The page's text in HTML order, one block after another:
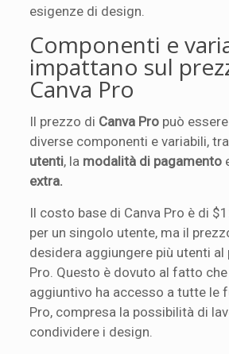
esigenze di design.
Componenti e
impattano sul
Canva Pro
Il prezzo di Canva Pro può
diverse componenti e variabili,
utenti, la modalità di pagamento
extra.
Il costo base di Canva Pro è di
per un singolo utente, ma il
desidera aggiungere più utenti
Pro. Questo è dovuto al fatto
aggiuntivo ha accesso a tutte le
Pro, compresa la possibilità di
condividere i design.